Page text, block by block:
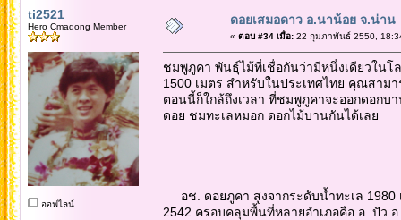
ti2521
Hero Cmadong Member
ออฟไลน์
ดอยเสมอดาว อ.นาน้อย จ.น่าน
« ตอบ #34 เมื่อ:22 กุมภาพันธ์ 2550,
ชมพูภูคา พันธุ์ไม้ที่เชื่อกันว่ามีหนึ่งเดียวใน
1500 เมตร สำหรับในประเทศไทย คุณสาม
ตอนนี้ก็ใกล้ถึงเวลา ที่ชมพูภูคาจะออกดอกบ
ดอย ชมทะเลหมอก ดอกไม้บานกันได้เลย
อช. ดอยภูคา สูงจากระดับน้ำทะเล 1980
2542 ครอบคลุมพื้นที่หลายอำเภอคือ อ. ปัว